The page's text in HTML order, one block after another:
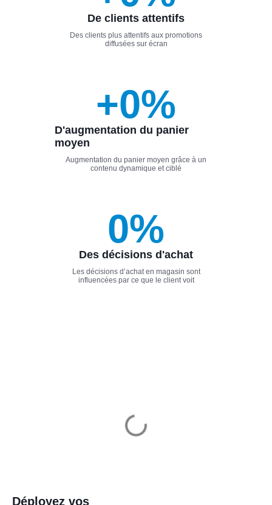
De clients attentifs
Des clients plus attentifs aux promotions
diffusées sur écran
D'augmentation du panier
moyen
+0%
Augmentation du panier moyen grâce à un
contenu dynamique et ciblé
Des décisions d'achat
0%
Les décisions d’achat en magasin sont
influencées par ce que le client voit
Déployez vos